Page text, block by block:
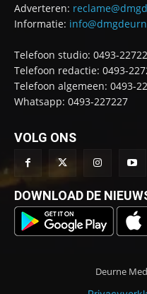
Adverteren:
Informatie:
Telefoon studio: 0493-
Telefoon redactie: 0493-
Telefoon algemeen: 0493-
Whatsapp: 0493-227227
VOLG ONS
DOWNLOAD DE
Deurne